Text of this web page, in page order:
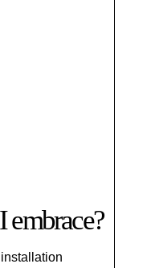
embrace?